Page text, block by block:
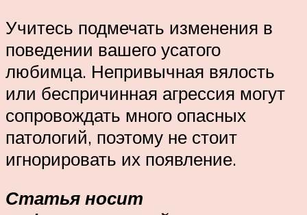
Учитесь подмечать изменения в
поведении вашего усатого
любимца. Непривычная вялость
или беспричинная агрессия могут
сопровождать много опасных
патологий, поэтому не стоит
игнорировать их появление.
Статья носит